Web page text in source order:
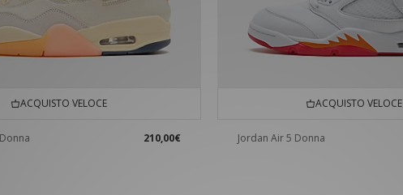
ACQUISTO VELOCE
210,00€
ACQUISTO VELOCE
Jordan Air 5 Donna